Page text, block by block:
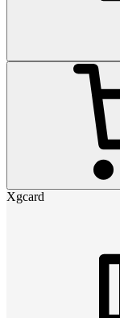
Xgcard